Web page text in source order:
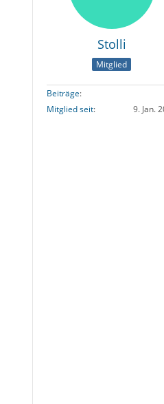
Stolli
Mitglied
Beiträge
Mitglied seit
9. Jan.